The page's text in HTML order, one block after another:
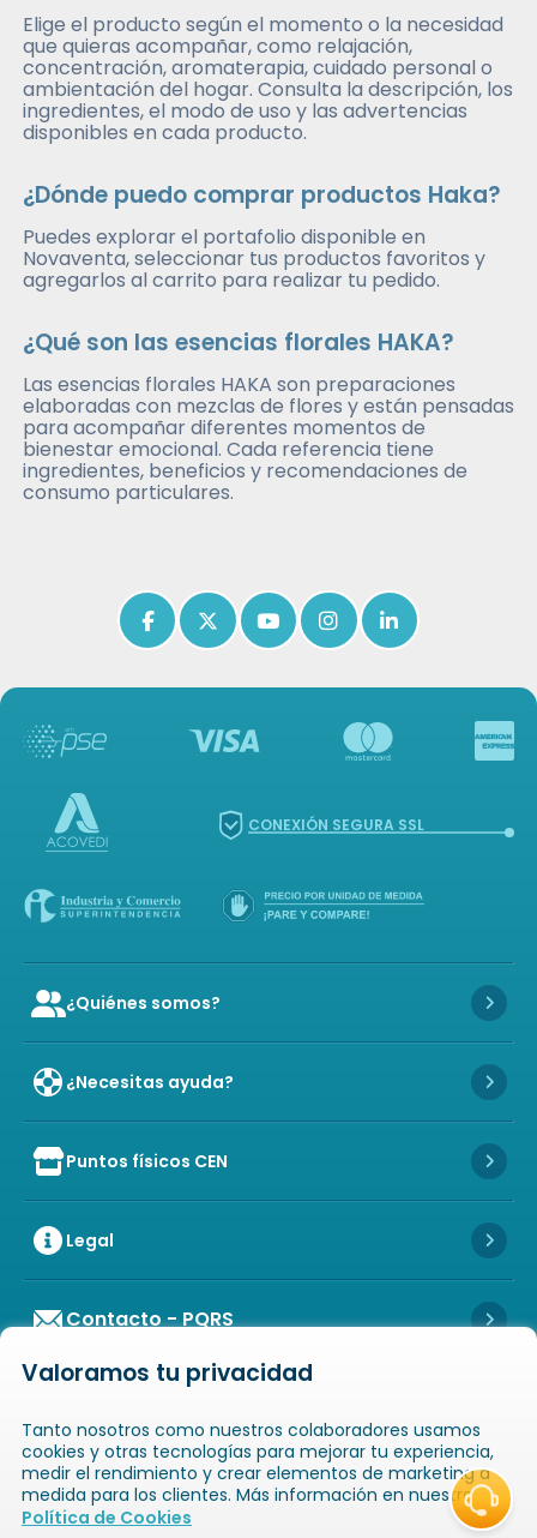
Elige el producto según el momento o la necesidad
que quieras acompañar, como relajación,
concentración, aromaterapia, cuidado personal o
ambientación del hogar. Consulta la descripción, los
ingredientes, el modo de uso y las advertencias
disponibles en cada producto.
¿Dónde puedo comprar productos Haka?
Puedes explorar el portafolio disponible en
Novaventa, seleccionar tus productos favoritos y
agregarlos al carrito para realizar tu pedido.
¿Qué son las esencias florales HAKA?
Las esencias florales HAKA son preparaciones
elaboradas con mezclas de flores y están pensadas
para acompañar diferentes momentos de
bienestar emocional. Cada referencia tiene
ingredientes, beneficios y recomendaciones de
consumo particulares.
Icon of facebook-f
Icon of x-twitter
Icon of youtube
Icon of instagram
Icon of
CONEXIÓN SEGURA SSL
Icon of user-group
¿Quiénes somos? Icon
¿Necesitas ayuda? Icon
Icon of store
Puntos físicos CEN Icon
Legal Icon
Contacto - PQRS Icon
Icon of copyright
COPYRIGHT2026NOVAVENTA S.A.S. TODOS
LOS DERECHOS RESERVADOS
NIT: 811025289-1 / CRA. 52 # 20-124, GUAYABAL,
Valoramos tu privacidad
Tanto nosotros como nuestros colaboradores usamos
cookies y otras tecnologías para mejorar tu experiencia,
medir el rendimiento y crear elementos de marketing a
medida para los clientes. Más información en nuestra
Política de Cookies